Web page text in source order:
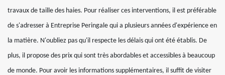
travaux de taille des haies. Pour réaliser ces interventions, il est préférable
de s'adresser à Entreprise Peringale qui a plusieurs années d'expérience en
la matière. N'oubliez pas qu'il respecte les délais qui ont été établis. De
plus, il propose des prix qui sont très abordables et accessibles à beaucoup
de monde. Pour avoir les informations supplémentaires, il suffit de visiter